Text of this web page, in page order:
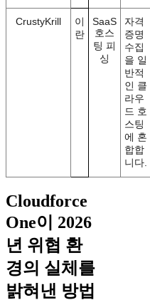
CrustyKrill
이
란
SaaS
호스
팅 피
싱
자격
증명
수집
을 일
반적
인 클
라우
드 호
스팅
에 혼
합합
니다.
Cloudforce
One이 2026
년 위협 환
경의 실체를
밝혀낸 방법